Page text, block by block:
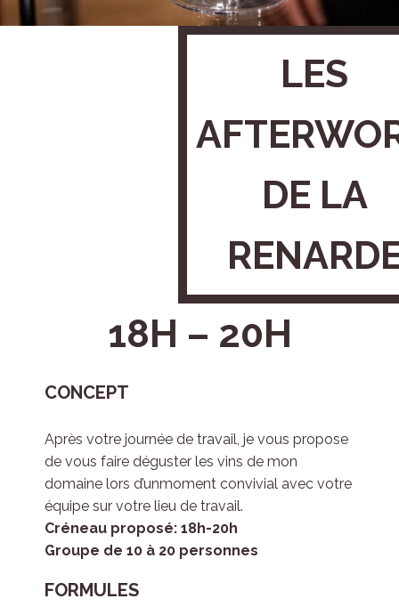
LES
DE LA
18H – 20H
CONCEPT
Après votre journée de travail, je vous propose
de vous faire déguster les vins de mon
domaine lors d’unmoment convivial avec votre
équipe sur votre lieu de travail.
Créneau proposé: 18h-20h
Groupe de 10 à 20 personnes
FORMULES